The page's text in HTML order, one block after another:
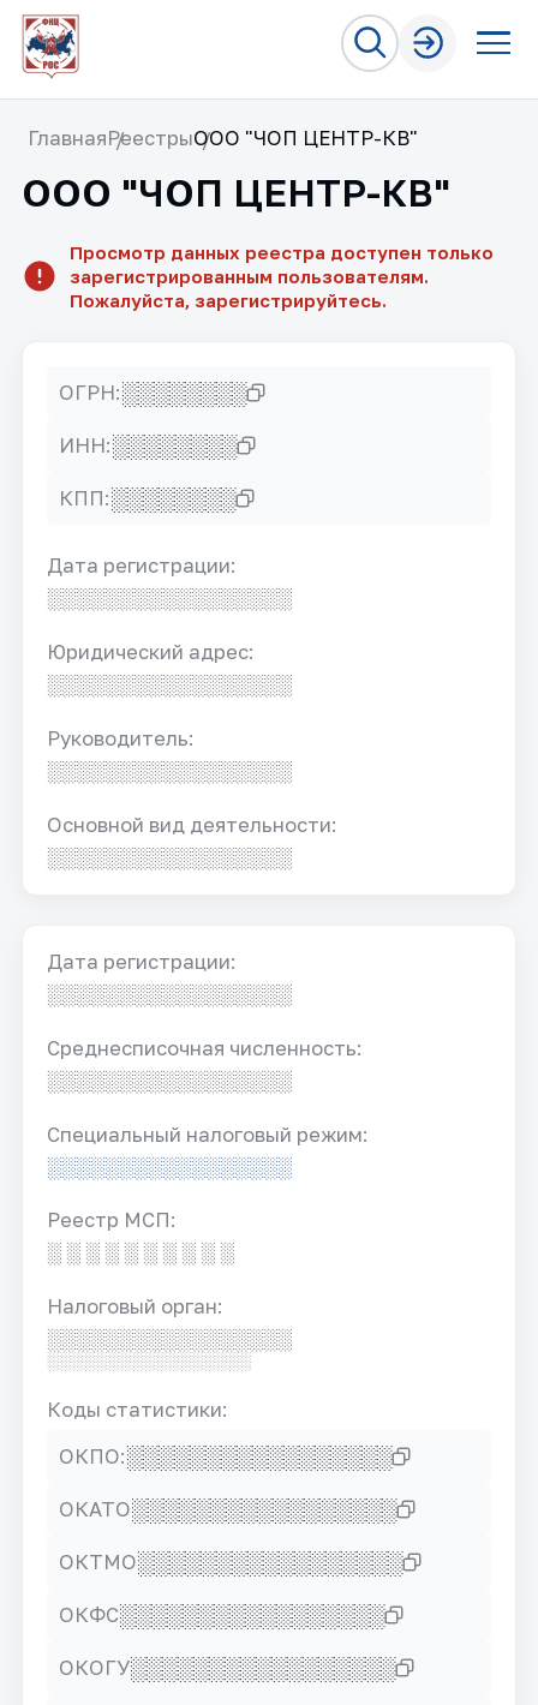
ГлавнаяРеестрыООО "ЧОП ЦЕНТР-КВ"
ООО "ЧОП ЦЕНТР-КВ"
Просмотр данных реестра доступен только
зарегистрированным пользователям.
Пожалуйста, зарегистрируйтесь.
ОГРН:░░░░░░░░
ИНН:░░░░░░░░
КПП:░░░░░░░░
Дата регистрации:
░░░░░░░░░░░░░░░░░
Юридический адрес:
░░░░░░░░░░░░░░░░░
Руководитель:
░░░░░░░░░░░░░░░░░
Основной вид деятельности:
░░░░░░░░░░░░░░░░░
Дата регистрации:
░░░░░░░░░░░░░░░░░
Среднесписочная численность:
░░░░░░░░░░░░░░░░░
Специальный налоговый режим:
░░░░░░░░░░░░░░░░░
Реестр МСП:
░ ░ ░ ░ ░ ░ ░ ░ ░ ░
Налоговый орган:
░░░░░░░░░░░░░░░░░
░░░░░░░░░░░░░░░░░
Коды статистики:
ОКПО:░░░░░░░░░░░░░░░░░
ОКАТО░░░░░░░░░░░░░░░░░
ОКТМО░░░░░░░░░░░░░░░░░
ОКФС░░░░░░░░░░░░░░░░░
ОКОГУ░░░░░░░░░░░░░░░░░